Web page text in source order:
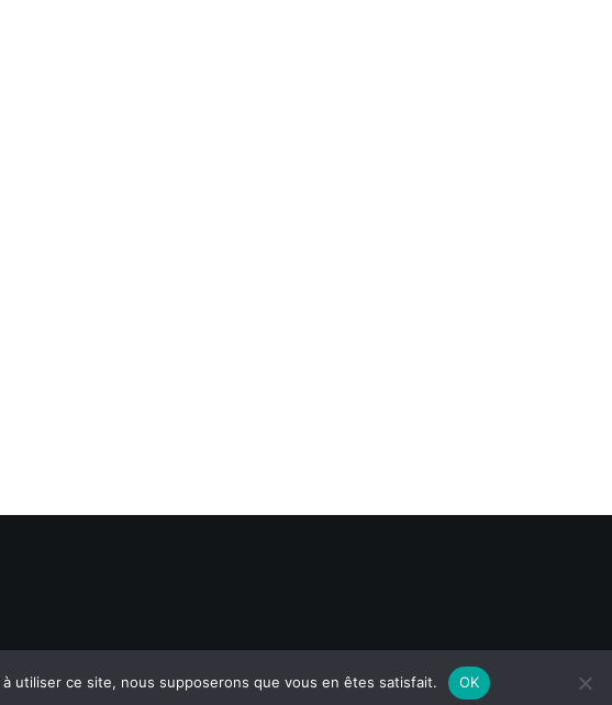
utiliser ce site, nous supposerons que vous en êtes satisfait. OK